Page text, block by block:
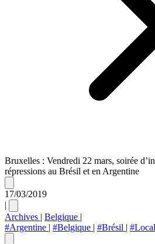
Bruxelles : Vendredi 22 mars, soirée
répressions au Brésil et en Argentine
17/03/2019
|
Archives | Belgique |
#Argentine | #Belgique | #Brésil |